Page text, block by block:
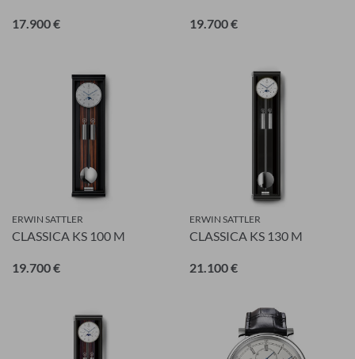
17.900 € 19.700 €
ERWIN SATTLER
CLASSICA KS 100 M
19.700 €
ERWIN SATTLER
CLASSICA KS 130 M
21.100 €